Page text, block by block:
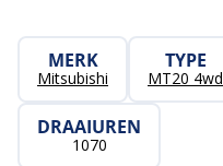
MERK
Mitsubishi
TYPE
MT20 4wd
DRAAIUREN
1070